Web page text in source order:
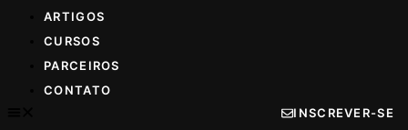
ARTIGOS
CURSOS
PARCEIROS
CONTATO
INSCREVER-SE